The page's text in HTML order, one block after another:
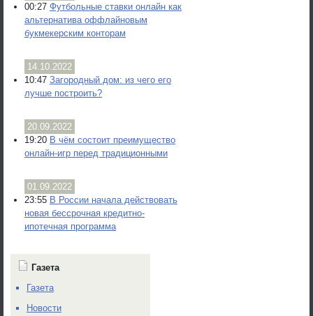
00:27 Футбольные ставки онлайн как
альтернатива оффлайновым
букмекерским конторам
14.10.2022
10:47 Загородный дом: из чего его
лучше построить?
20.09.2022
19:20 В чём состоит преимущество
онлайн-игр перед традиционными
01.09.2022
23:55 В России начала действовать
новая бессрочная кредитно-
ипотечная программа
Газета
Газета
Новости